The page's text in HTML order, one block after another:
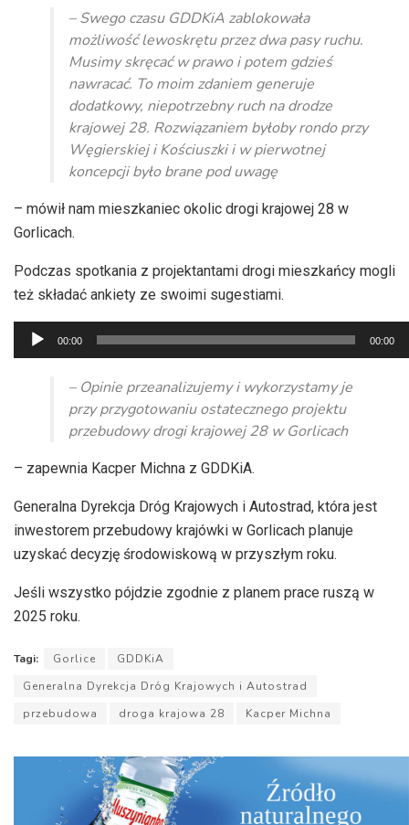
dźwiękowych– Swego czasu GDDKiA zablokowała
możliwość lewoskrętu przez dwa pasy ruchu.
Musimy skręcać w prawo i potem gdzieś
nawracać. To moim zdaniem generuje
dodatkowy, niepotrzebny ruch na drodze
krajowej 28. Rozwiązaniem byłoby rondo przy
Węgierskiej i Kościuszki i w pierwotnej
koncepcji było brane pod uwagę
– mówił nam mieszkaniec okolic drogi krajowej 28 w
Gorlicach.
Podczas spotkania z projektantami drogi mieszkańcy mogli
też składać ankiety ze swoimi sugestiami.
Odtwarzacz
plików
dźwiękowych
00:00 00:00
– Opinie przeanalizujemy i wykorzystamy je
przy przygotowaniu ostatecznego projektu
przebudowy drogi krajowej 28 w Gorlicach
– zapewnia Kacper Michna z GDDKiA.
Generalna Dyrekcja Dróg Krajowych i Autostrad, która jest
inwestorem przebudowy krajówki w Gorlicach planuje
uzyskać decyzję środowiskową w przyszłym roku.
Jeśli wszystko pójdzie zgodnie z planem prace ruszą w
2025 roku.
Tagi: Gorlice
GDDKiA
Generalna Dyrekcja Dróg Krajowych i Autostrad
przebudowa
droga krajowa 28 Kacper Michna